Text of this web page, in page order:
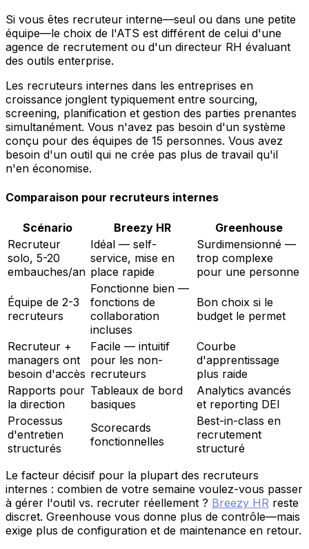
Si vous êtes recruteur interne—seul ou dans une petite
équipe—le choix de l'ATS est différent de celui d'une
agence de recrutement ou d'un directeur RH évaluant
des outils enterprise.
Les recruteurs internes dans les entreprises en
croissance jonglent typiquement entre sourcing,
screening, planification et gestion des parties prenantes
simultanément. Vous n'avez pas besoin d'un système
conçu pour des équipes de 15 personnes. Vous avez
besoin d'un outil qui ne crée pas plus de travail qu'il
n'en économise.
Comparaison pour recruteurs internes
Scénario Breezy HR
Greenhouse
Recruteur
solo, 5-20
embauches/an
Idéal — self-
service, mise en
place rapide
Surdimensionné —
trop complexe
pour une personne
Équipe de 2-3
recruteurs
Fonctionne bien —
fonctions de
collaboration
incluses
Bon choix si le
budget le permet
Recruteur +
managers ont
besoin d'accès
Facile — intuitif
pour les non-
recruteurs
Courbe
d'apprentissage
plus raide
Rapports pour
la direction
Tableaux de bord
basiques
Analytics avancés
et reporting DEI
Processus
d'entretien
structurés
Scorecards
fonctionnelles
Best-in-class en
recrutement
structuré
Le facteur décisif pour la plupart des recruteurs
internes : combien de votre semaine voulez-vous passer
à gérer l'outil vs. recruter réellement ? Breezy HR reste
discret. Greenhouse vous donne plus de contrôle—mais
exige plus de configuration et de maintenance en retour.